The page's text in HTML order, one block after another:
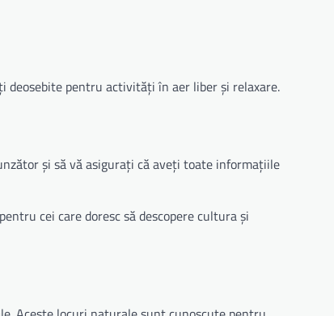
deosebite pentru activități în aer liber și relaxare.
și să vă asigurați că aveți toate informațiile
cei care doresc să descopere cultura și